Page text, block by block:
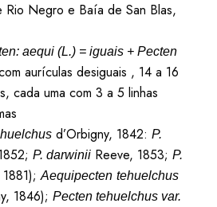
Rio Negro e Baía de San Blas,
aequi (L.) = iguais + Pecten
aurículas desiguais , 14 a 16
cada uma com 3 a 5 linhas
d’Orbigny, 1842: P.
P. darwinii Reeve, 1853; P.
1881);Aequipecten tehuelchus
, 1846); Pecten tehuelchus var.